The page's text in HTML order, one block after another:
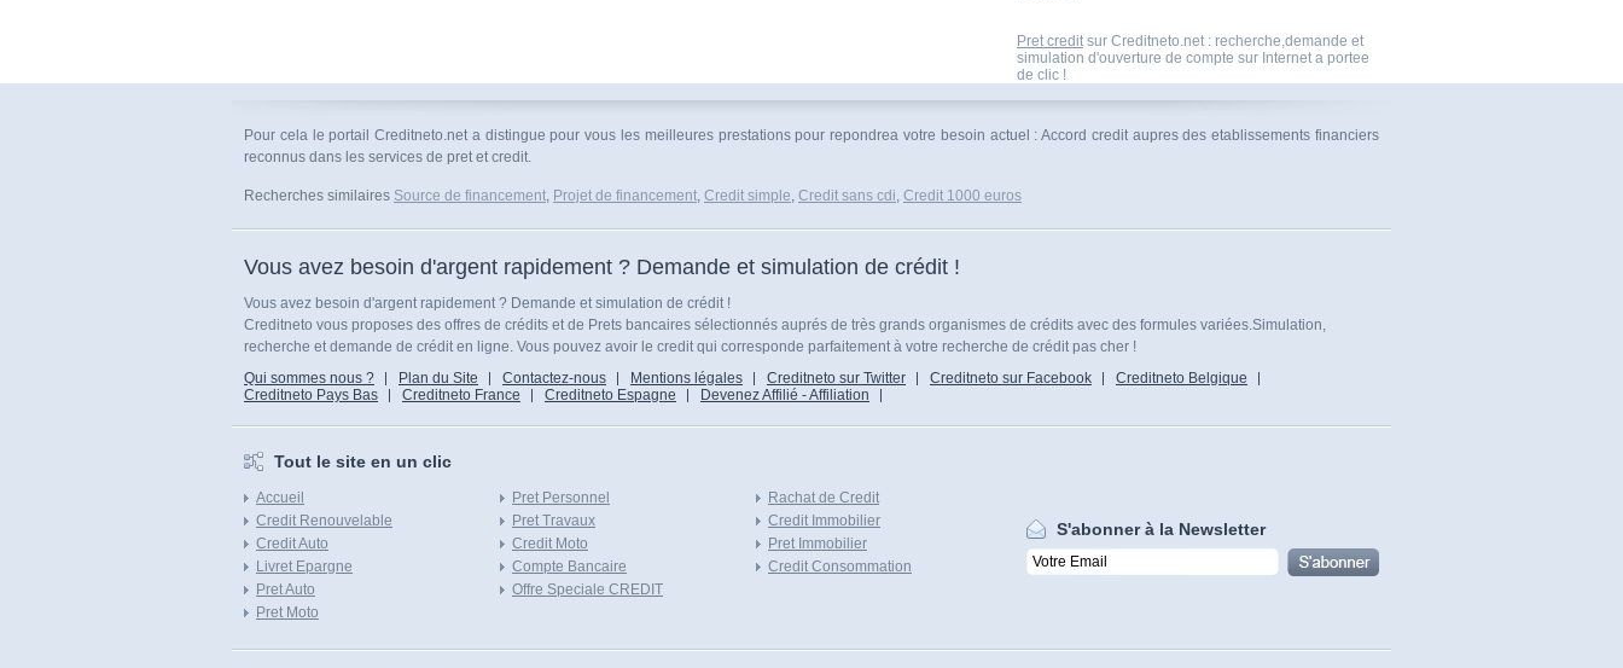
Pret creditsur Creditneto.net : recherche,demande et
simulation d'ouverture de compte sur Internet a portee
de clic !
Pour cela le portail Creditneto.net a distingue pour vous les meilleures prestations pour repondrea votre besoin actuel : Accord credit aupres des etablissements financiers
reconnus dans les services de pret et credit.
Recherches similaires Source de financement, Projet de financement, Credit simple, Credit sans cdi, Credit 1000 euros
Vous avez besoin d'argent rapidement ? Demande et simulation de crédit !
Vous avez besoin d'argent rapidement ? Demande et simulation de crédit !
Creditneto vous proposes des offres de crédits et de Prets bancaires sélectionnés auprés de très grands organismes de crédits avec des formules variées.Simulation,
recherche et demande de crédit en ligne. Vous pouvez avoir le credit qui corresponde parfaitement à votre recherche de crédit pas cher !
Qui sommes nous ?
Plan du Site Contactez-nous Mentions légales Creditneto sur Twitter Creditneto sur Facebook
Creditneto Belgique
Creditneto Pays Bas
Creditneto France Creditneto Espagne Devenez Affilié - Affiliation
Tout le site en un clic
Accueil
Credit Renouvelable
Credit Auto
Livret Epargne
Pret Auto
Pret Moto
Pret Personnel
Pret Travaux
Credit Moto
Compte Bancaire
Offre Speciale CREDIT
Rachat de Credit
Credit Immobilier
Pret Immobilier
Credit Consommation
S'abonner à la Newsletter